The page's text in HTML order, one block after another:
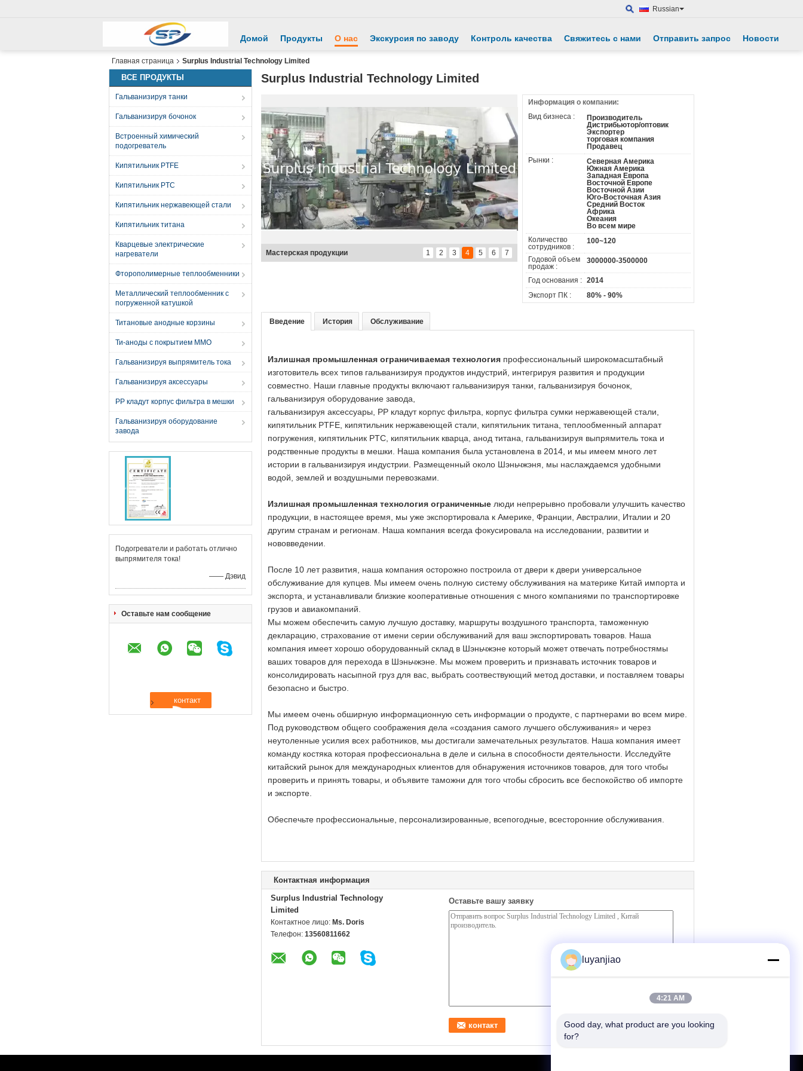
Russian
Домой Продукты О нас Экскурсия по заводу Контроль качества Свяжитесь с нами Отправить запрос Новости
Главная страница Surplus Industrial Technology Limited
ВСЕ ПРОДУКТЫ
Гальванизируя танки
Гальванизируя бочонок
Встроенный химический
подогреватель
Кипятильник PTFE
Кипятильник PTC
Кипятильник нержавеющей стали
Кипятильник титана
Кварцевые электрические
нагреватели
Фторополимерные теплообменники
Металлический теплообменник с
погруженной катушкой
Титановые анодные корзины
Ти-аноды с покрытием MMO
Гальванизируя выпрямитель тока
Гальванизируя аксессуары
PP кладут корпус фильтра в мешки
Гальванизируя оборудование
завода
Подогреватели и работать отлично
выпрямителя тока!
—— Дэвид
Оставьте нам сообщение
Surplus Industrial Technology Limited
1 2 3 4 5 6 7
Мастерская продукции
Информация о компании:
Вид бизнеса :
Производитель
Дистрибьютор/оптовик
Экспортер
торговая компания
Продавец
Рынки :
Северная Америка
Южная Америка
Западная Европа
Восточной Европе
Восточной Азии
Юго-Восточная Азия
Средний Восток
Африка
Океания
Во всем мире
Количество
сотрудников :
100~120
Годовой объем
продаж :
3000000-3500000
Год основания : 2014
Экспорт ПК :
80% - 90%
Введение История Обслуживание
Излишная промышленная ограничиваемая технология профессиональный широкомасштабный
изготовитель всех типов гальванизируя продуктов индустрий, интегрируя развития и продукции
совместно. Наши главные продукты включают гальванизируя танки, гальванизируя бочонок,
гальванизируя оборудование завода,
гальванизируя аксессуары, PP кладут корпус фильтра, корпус фильтра сумки нержавеющей стали,
кипятильник PTFE, кипятильник нержавеющей стали, кипятильник титана, теплообменный аппарат
погружения, кипятильник PTC, кипятильник кварца, анод титана, гальванизируя выпрямитель тока и
родственные продукты в мешки. Наша компания была установлена в 2014, и мы имеем много лет
истории в гальванизируя индустрии. Размещенный около Шэньчжэня, мы наслаждаемся удобными
водой, землей и воздушными перевозками.
Излишная промышленная технология ограниченные люди непрерывно пробовали улучшить качество
продукции, в настоящее время, мы уже экспортировала к Америке, Франции, Австралии, Италии и 20
другим странам и регионам. Наша компания всегда фокусировала на исследовании, развитии и
нововведении.
После 10 лет развития, наша компания осторожно построила от двери к двери универсальное
обслуживание для купцев. Мы имеем очень полную систему обслуживания на материке Китай импорта и
экспорта, и устанавливали близкие кооперативные отношения с много компаниями по транспортировке
грузов и авиакомпаний.
Мы можем обеспечить самую лучшую доставку, маршруты воздушного транспорта, таможенную
декларацию, страхование от имени серии обслуживаний для ваш экспортировать товаров. Наша
компания имеет хорошо оборудованный склад в Шэньчжэне который может отвечать потребностямы
ваших товаров для перехода в Шэньчжэне. Мы можем проверить и признавать источник товаров и
консолидировать насыпной груз для вас, выбрать соотвествующий метод доставки, и поставляем товары
безопасно и быстро.
Мы имеем очень обширную информационную сеть информации о продукте, с партнерами во всем мире.
Под руководством общего соображения дела «создания самого лучшего обслуживания» и через
неутоленные усилия всех работников, мы достигали замечательных результатов. Наша компания имеет
команду костяка которая профессиональна в деле и сильна в способности деятельности. Исследуйте
китайский рынок для международных клиентов для обнаружения источников товаров, для того чтобы
проверить и принять товары, и объявите таможни для того чтобы сбросить все беспокойство об импорте
и экспорте.
Обеспечьте профессиональные, персонализированные, всепогодные, всесторонние обслуживания.
Контактная информация
Surplus Industrial Technology
Limited
Контактное лицо: Ms. Doris
Телефон: 13560811662
Оставьте вашу заявку
luyanjiao
4:21 AM
Good day, what product are you looking
for?